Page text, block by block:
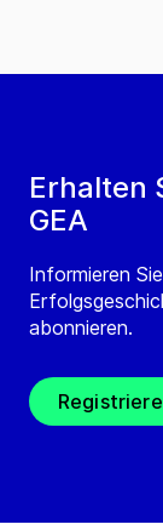
Erhalten
GEA
Informieren
abonnieren.